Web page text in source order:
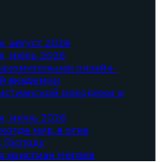
август 2026
июль 2026
онлайн-
академии
молодежи в
июнь 2026
мир в огне
христиан Непала